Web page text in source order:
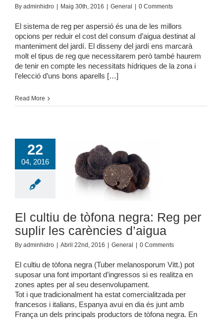
By adminhidro Maig 30th, 2016 General 0 Comments
El sistema de reg per aspersió és una de les millors
opcions per reduir el cost del consum d’aigua destinat al
manteniment del jardí. El disseny del jardí ens marcarà
molt el tipus de reg que necessitarem però també haurem
de tenir en compte les necessitats hídriques de la zona i
l’elecció d’uns bons aparells […]
Read More
22
04, 2016
tòfona negra:
suplir les
El cultiu de tòfona negra: Reg per
suplir les carències d’aigua
By adminhidro | Abril 22nd, 2016 | General | 0 Comments
El cultiu de tòfona negra (Tuber melanosporum Vitt.) pot
suposar una font important d’ingressos si es realitza en
zones aptes per al seu desenvolupament.
Tot i que tradicionalment ha estat comercialitzada per
francesos i italians, Espanya avui en dia és junt amb
França un dels principals productors de tòfona negra. En